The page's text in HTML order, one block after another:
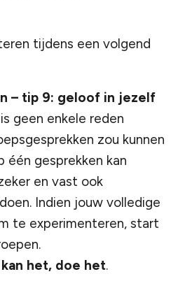
tijdens een volgend
– tip 9: geloof in jezelf
is geen enkele reden
zou kunnen
één gesprekken kan
en vast ook
Indien jouw volledige
te experimenteren, start
het, doe het.